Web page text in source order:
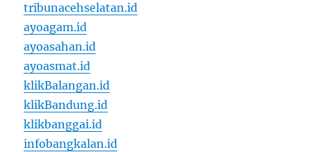
tribunacehselatan.id
ayoagam.id
ayoasahan.id
ayoasmat.id
klikBalangan.id
klikBandung.id
klikbanggai.id
infobangkalan.id